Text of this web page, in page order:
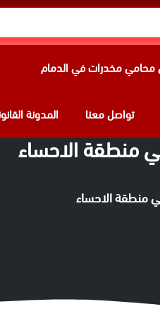
محامي مخدرات في الدمام
تواصل معنا المدونة
منطقة الاحساء
منطقة الاحساء